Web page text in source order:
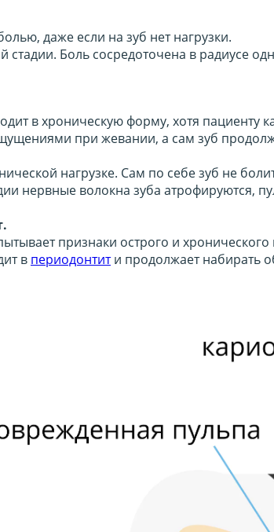
даже если на зуб нет нагрузки.
Боль сосредоточена в радиусе
в хроническую форму, хотя пациенту
при жевании, а сам зуб
нагрузке. Сам по себе зуб не
нервные волокна зуба атрофируются,
признаки острого и
в периодонтити продолжает набирать